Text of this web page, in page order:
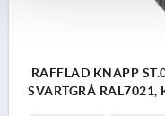
RÄFFLAD KNAPP
SVARTGRÅ RAL7021,